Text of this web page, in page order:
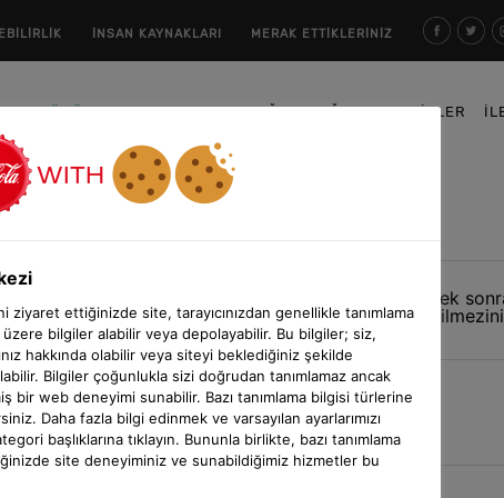
İNSAN KAYNAKLARI MERAK ETTİKLERİNİZ
ÜRÜNLER ÇAYIN YOLCULUĞU DOĞADAN TARİFLER
Doğadan Rezene, yemek
tüm tazeliğiyle
ettiğinizde site, tarayıcınızdan genellikle tanımlama
bilgiler alabilir veya depolayabilir. Bu bilgiler; siz,
hakkında olabilir veya siteyi beklediğiniz şekilde
Bilgiler çoğunlukla sizi doğrudan tanımlamaz ancak
bir web deneyimi sunabilir. Bazı tanımlama bilgisi türlerine
Daha fazla bilgi edinmek ve varsayılan ayarlarımızı
başlıklarına tıklayın. Bununla birlikte, bazı tanımlama
site deneyiminiz ve sunabildiğimiz hizmetler bu